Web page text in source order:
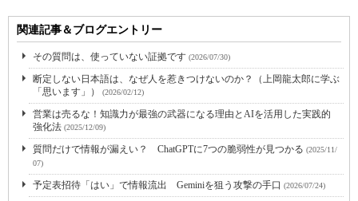
関連記事＆ブログエントリー
その質問は、使っていない証拠です (2026/07/30)
断定しない日本語は、なぜ人を惹きつけないのか？（上岡龍太郎に学ぶ
「思います」）
(2026/02/12)
営業は売るな！知識力が最強の武器になる理由とAIを活用した実践的
強化法 (2025/12/09)
質問だけで情報が漏えい？ ChatGPTに7つの脆弱性が見つかる (2025/11/
07)
予定表招待「はい」で情報流出 Geminiを狙う攻撃の手口 (2026/07/24)